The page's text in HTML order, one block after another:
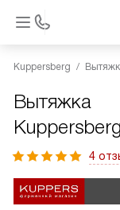
Kuppersberg
Вытяжка
4